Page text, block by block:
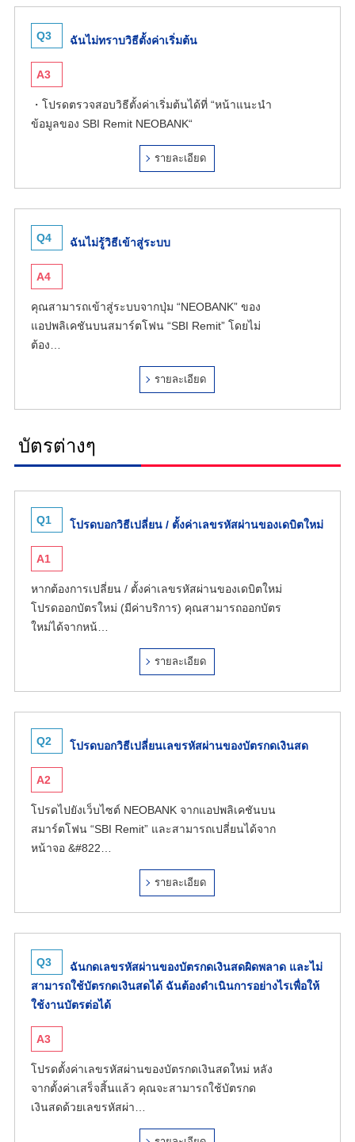
Q3 ฉันไม่ทราบวิธีตั้งค่าเริ่มต้น
A3
・โปรดตรวจสอบวิธีตั้งค่าเริ่มต้นได้ที่ “หน้าแนะนำ
ข้อมูลของ SBI Remit NEOBANK“
รายละเอียด
Q4 ฉันไม่รู้วิธีเข้าสู่ระบบ
A4
คุณสามารถเข้าสู่ระบบจากปุ่ม “NEOBANK” ของ
แอปพลิเคชันบนสมาร์ตโฟน “SBI Remit” โดยไม่
ต้อง…
รายละเอียด
บัตรต่างๆ
Q1 โปรดบอกวิธีเปลี่ยน / ตั้งค่าเลขรหัสผ่านของเดบิตใหม่
A1
หากต้องการเปลี่ยน / ตั้งค่าเลขรหัสผ่านของเดบิตใหม่
โปรดออกบัตรใหม่ (มีค่าบริการ) คุณสามารถออกบัตร
ใหม่ได้จากหน้…
รายละเอียด
Q2 โปรดบอกวิธีเปลี่ยนเลขรหัสผ่านของบัตรกดเงินสด
A2
โปรดไปยังเว็บไซต์ NEOBANK จากแอปพลิเคชันบน
สมาร์ตโฟน “SBI Remit” และสามารถเปลี่ยนได้จาก
หน้าจอ &#822…
รายละเอียด
Q3
ฉันกดเลขรหัสผ่านของบัตรกดเงินสดผิดพลาด และไม่
สามารถใช้บัตรกดเงินสดได้ ฉันต้องดำเนินการอย่างไรเพื่อให้
ใช้งานบัตรต่อได้
A3
โปรดตั้งค่าเลขรหัสผ่านของบัตรกดเงินสดใหม่ หลัง
จากตั้งค่าเสร็จสิ้นแล้ว คุณจะสามารถใช้บัตรกด
เงินสดด้วยเลขรหัสผ่า…